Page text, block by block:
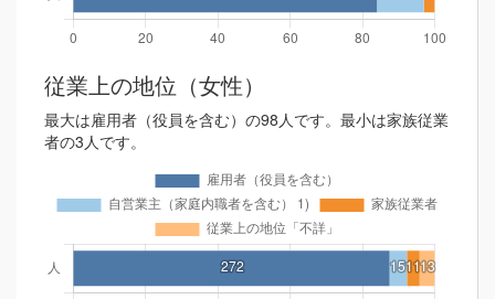
従業上の地位（女性）
最大は雇用者（役員を含む）の98人です。最小は家族従業
者の3人です。